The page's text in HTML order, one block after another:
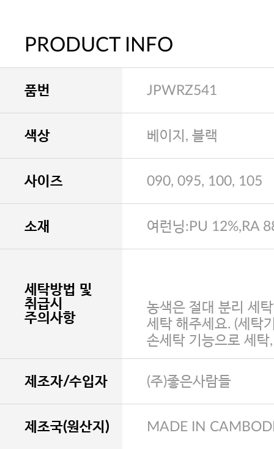
PRODUCT INFO
품번 JPWRZ541
색상 베이지, 블랙
사이즈 090, 095, 100, 105
소재 여런닝:PU 12%,RA
세탁방법 및
취급시
주의사항
농색은 절대 분리 세
세탁 해주세요. (세탁
손세탁 기능으로 세탁
제조자/수입자 (주)좋은사람들
제조국(원산지) MADE IN